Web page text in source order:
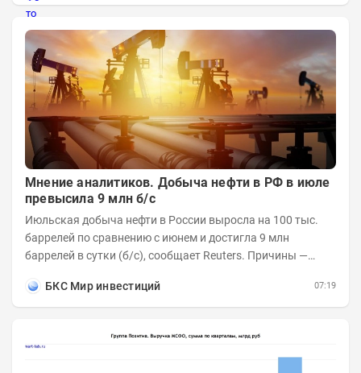
Мнение аналитиков. Добыча нефти в РФ в июле
превысила 9 млн б/с
Июльская добыча нефти в России выросла на 100 тыс.
баррелей по сравнению с июнем и достигла 9 млн
баррелей в сутки (б/с), сообщает Reuters. Причины —
БКС Мир инвестиций
07:19